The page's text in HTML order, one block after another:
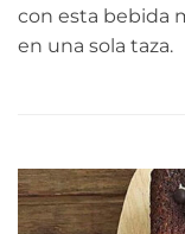
con esta bebida
en una sola taza.